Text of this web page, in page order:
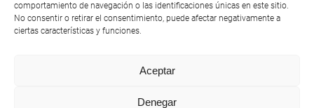
comportamiento de navegación o las identificaciones únicas en este sitio.
No consentir o retirar el consentimiento, puede afectar negativamente a
ciertas características y funciones.
Aceptar
Denegar